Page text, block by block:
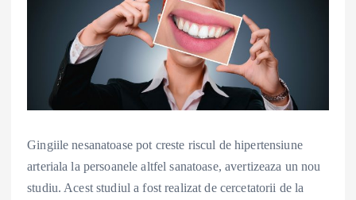
Gingiile nesanatoase pot creste riscul de hipertensiune
arteriala la persoanele altfel sanatoase, avertizeaza un nou
studiu. Acest studiul a fost realizat de cercetatorii de la